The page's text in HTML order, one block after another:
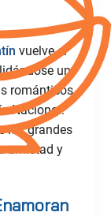
vuelve el
un
románticos
Nacional.
los grandes
amistad y